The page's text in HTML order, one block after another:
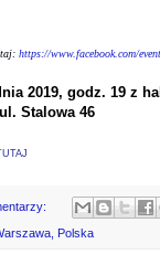
https://www.facebook.com/
2019, godz. 19 z
ul. Stalowa 46
Polska